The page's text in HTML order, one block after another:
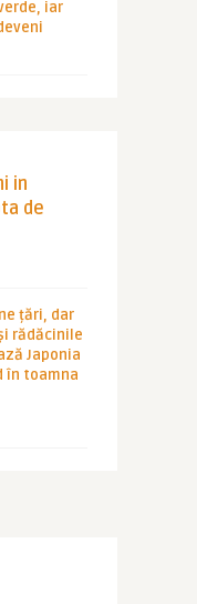
iar
in
de
țări, dar
rădăcinile
Japonia
în toamna